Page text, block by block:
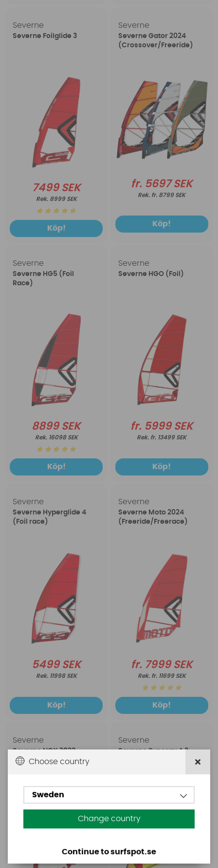
Severne
Severne Foilglide 3
7499 SEK
8999 SEK
Köp!
Severne
Severne Gator 2024
(Crossover/Freeride)
fr. 5697 SEK
fr. 8799 SEK
Köp!
Severne
Severne HG5 (Foil
Race)
8899 SEK
16098 SEK
Köp!
Severne
Severne HGO (Foil)
fr. 5999 SEK
fr. 13499 SEK
Köp!
Severne
Severne Hyperglide 4
(Foil race)
5499 SEK
11998 SEK
Köp!
Severne
Severne Moto 2024
(Freeride/Freerace)
fr. 7999 SEK
fr. 11699 SEK
Köp!
Severne
Severne NCX 2023
(Freeride/Freerace)
Severne
Severne Synergy 4,3
Choose country
Sweden
Change country
Continue to surfspot.se